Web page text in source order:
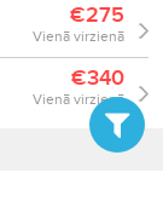
€275
Vienā virzienā
€340
Vienā virzienā